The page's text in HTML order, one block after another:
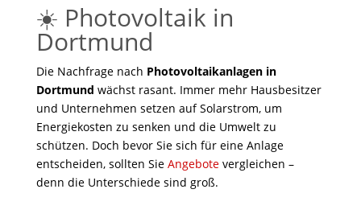
☀️ Photovoltaik in
Dortmund
Die Nachfrage nach Photovoltaikanlagen in
Dortmund wächst rasant. Immer mehr Hausbesitzer
und Unternehmen setzen auf Solarstrom, um
Energiekosten zu senken und die Umwelt zu
schützen. Doch bevor Sie sich für eine Anlage
entscheiden, sollten Sie Angebotevergleichen –
denn die Unterschiede sind groß.